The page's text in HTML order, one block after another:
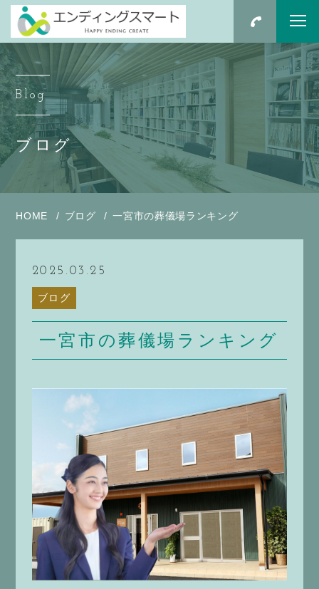
Blog
ブログ
HOME ブログ 一宮市の葬儀場ランキング
2025.03.25
ブログ
一宮市の葬儀場ランキング